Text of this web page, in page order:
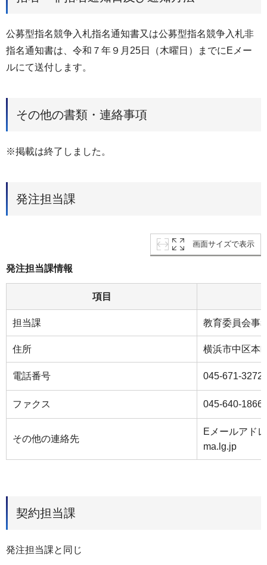
公募型指名競争入札指名通知書又は公募型指名競争入札非
指名通知書は、令和７年９月25日（木曜日）までにEメー
ルにて送付します。
その他の書類・連絡事項
※掲載は終了しました。
発注担当課
画面サイズで表示
発注担当課情報
項目
担当課 教育委員会事
住所 横浜市中区本
電話番号 045-671-3272
ファクス 045-640-1866
その他の連絡先
Eメールアド
ma.lg.jp
契約担当課
発注担当課と同じ